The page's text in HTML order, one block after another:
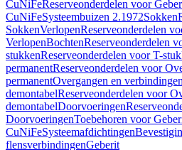
CuNiFeReserveonderdelen voor
CuNiFeSysteembuizen 2.1972Sokken
SokkenVerlopenReserveonderdelen
VerlopenBochtenReserveonderdelen
stukkenReserveonderdelen voor T-
permanentReserveonderdelen voor
permanentOvergangen en
demontabelReserveonderdelen voor
demontabelDoorvoeringen
DoorvoeringenToebehoren voor
CuNiFeSysteemafdichtingen
flensverbindingenGeberit